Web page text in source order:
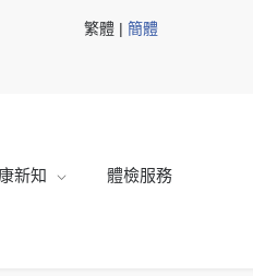
繁體 | 簡體
新知 體檢服務